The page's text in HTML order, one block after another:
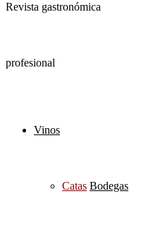
Revista gastronómica
profesional
Vinos
Catas Bodegas